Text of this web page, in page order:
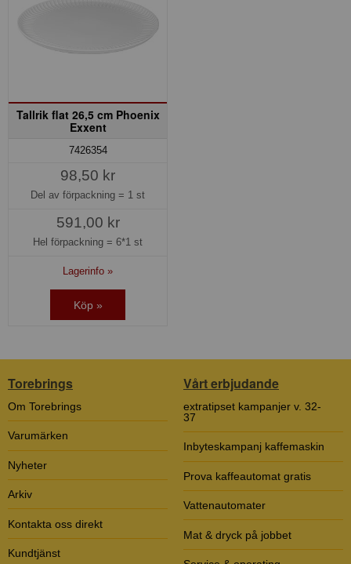
Tallrik flat 26,5 cm Phoenix
Exxent
7426354
98,50 kr
Del av förpackning = 1 st
591,00 kr
Hel förpackning = 6*1 st
Lagerinfo »
Köp »
Torebrings
Om Torebrings
Varumärken
Nyheter
Arkiv
Kontakta oss direkt
Kundtjänst
Vårt erbjudande
extratipset kampanjer v. 32-
37
Inbyteskampanj kaffemaskin
Prova kaffeautomat gratis
Vattenautomater
Mat & dryck på jobbet